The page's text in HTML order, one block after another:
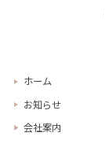
ホーム
お知らせ
会社案内